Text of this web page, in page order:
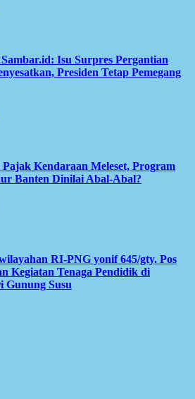
Isu Surpres Pergantian
Presiden Tetap Pemegang
Kendaraan Meleset, Program
Banten Dinilai Abal-Abal?
RI-PNG yonif 645/gty. Pos
Kegiatan Tenaga Pendidik di
Gunung Susu